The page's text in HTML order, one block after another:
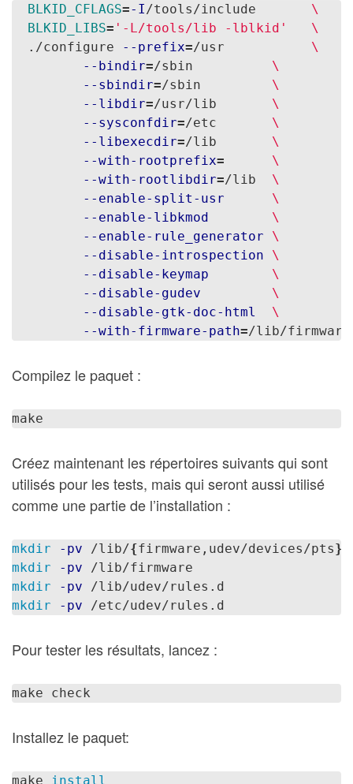
BLKID_CFLAGS=-I /tools/include \
BLKID_LIBS= '-L/tools/lib -lblkid'
\
  ./configure
--prefix=/usr \
--bindir=/sbin \
--sbindir=/sbin \
--libdir=/usr/lib \
--sysconfdir=/etc \
--libexecdir=/lib \
--with-rootprefix=
\
--with-rootlibdir=/lib \
--enable-split-usr
\
--enable-libkmod
\
--enable-rule_generator
\
--disable-introspection
\
--disable-keymap
\
--disable-gudev
\
--disable-gtk-doc-html
\
--with-firmware-path=
Compilez le paquet :
Créez maintenant les répertoires suivants qui sont
utilisés pour les tests, mais qui seront aussi utilisé
comme une partie de l’installation :
mkdir -pv /lib/{firmware,udev/devices/pts}
mkdir
-pv
mkdir
-pv
mkdir
-pv
Pour tester les résultats, lancez :
Installez le paquet:
make install